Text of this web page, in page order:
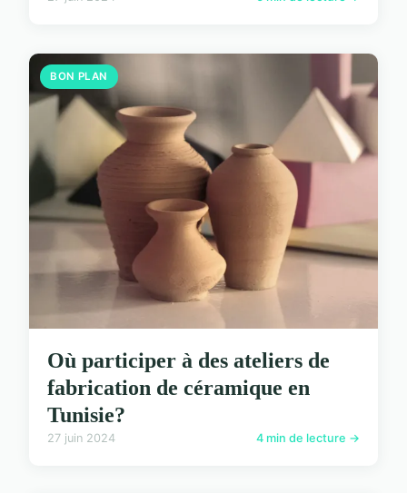
BON PLAN
Où participer à des ateliers de
fabrication de céramique en
Tunisie?
27 juin 2024 4 min de lecture →